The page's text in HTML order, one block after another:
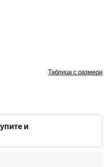
Таблица с размери
и